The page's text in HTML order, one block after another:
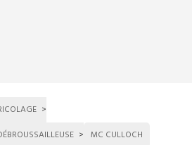
MC CULLOCH